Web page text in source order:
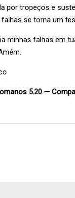
por tropeços e
se torna um
minhas falhas em
5.20 —